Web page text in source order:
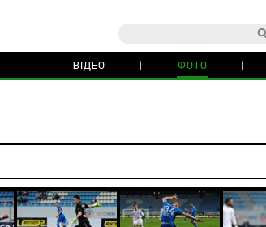
ВІДЕО ФОТО